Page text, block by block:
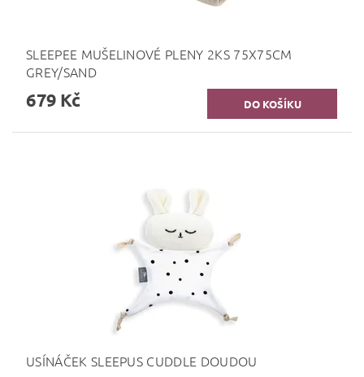
SLEEPEE MUŠELINOVÉ PLENY 2KS 75X75CM
GREY/SAND
679 Kč
USÍNÁČEK SLEEPUS CUDDLE DOUDOU